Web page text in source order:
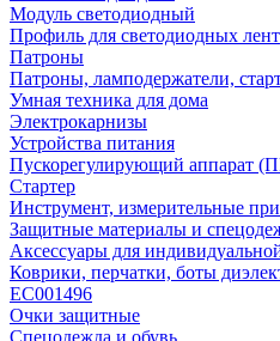
Модуль светодиодный
Профиль для светодиодных лент
Патроны
Патроны, ламподержатели,
Умная техника для дома
Электрокарнизы
Устройства питания
Пускорегулирующий аппарат
Стартер
Инструмент, измерительные
Защитные материалы и
Аксессуары для
Коврики, перчатки, боты
EC001496
Очки защитные
Спецодежда и обувь